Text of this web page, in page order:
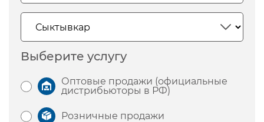
Выберите услугу
Оптовые продажи (официальные
дистрибьюторы в РФ)
Розничные продажи